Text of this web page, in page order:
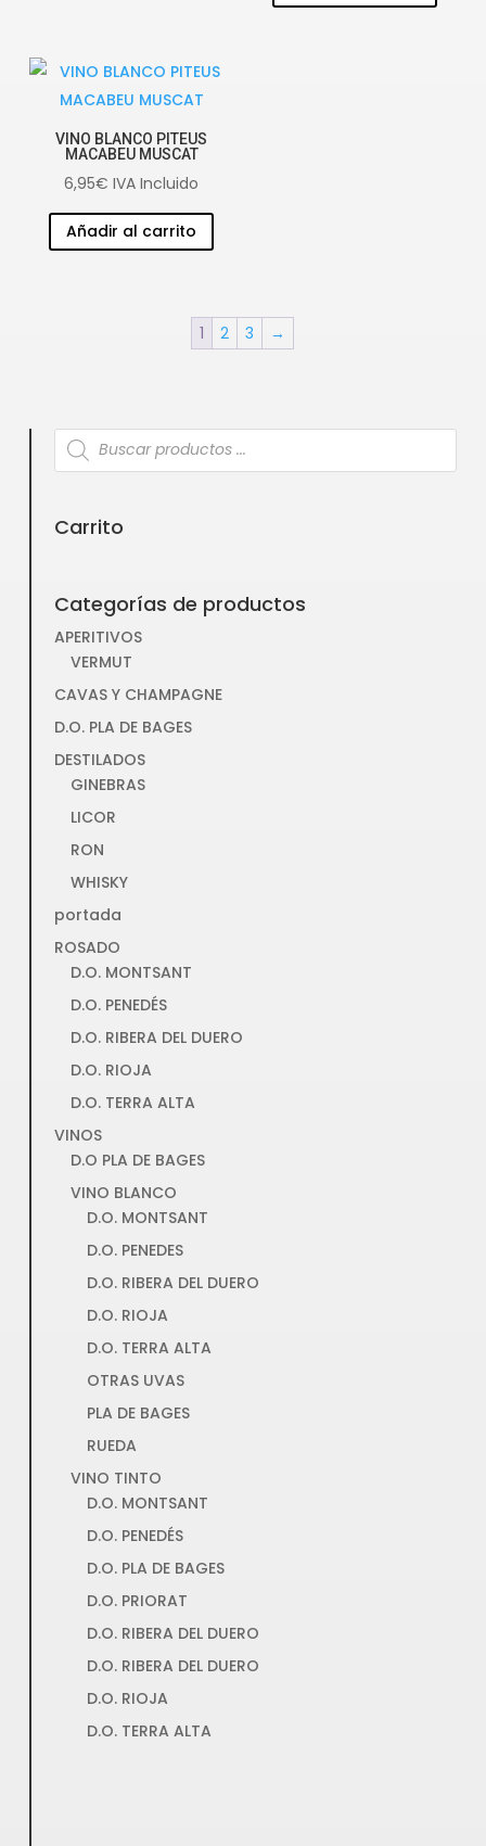
VINO BLANCO PITEUS
MACABEU MUSCAT
6,95€ IVA Incluido
Añadir al carrito
1 2 3 →
Búsqueda
de
productos
Carrito
Categorías de productos
APERITIVOS
VERMUT
CAVAS Y CHAMPAGNE
D.O. PLA DE BAGES
DESTILADOS
GINEBRAS
LICOR
RON
WHISKY
portada
ROSADO
D.O. MONTSANT
D.O. PENEDÉS
D.O. RIBERA DEL DUERO
D.O. RIOJA
D.O. TERRA ALTA
VINOS
D.O PLA DE BAGES
VINO BLANCO
D.O. MONTSANT
D.O. PENEDES
D.O. RIBERA DEL DUERO
D.O. RIOJA
D.O. TERRA ALTA
OTRAS UVAS
PLA DE BAGES
RUEDA
VINO TINTO
D.O. MONTSANT
D.O. PENEDÉS
D.O. PLA DE BAGES
D.O. PRIORAT
D.O. RIBERA DEL DUERO
D.O. RIBERA DEL DUERO
D.O. RIOJA
D.O. TERRA ALTA